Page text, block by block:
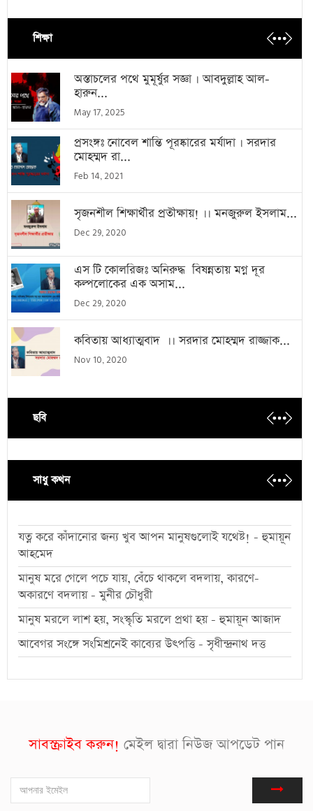
শিক্ষা
অস্তাচলের পথে মুমূর্ষুর সজ্ঞা । আবদুল্লাহ আল-
হারুন...
May 17, 2025
প্রসংঙ্গঃ নোবেল শান্তি পূরষ্কারের মর্যাদা । সরদার
মোহম্মদ রা...
Feb 14, 2021
সৃজনশীল শিক্ষার্থীর প্রতীক্ষায়! ।। মনজুরুল ইসলাম...
Dec 29, 2020
এস টি কোলরিজঃ অনিরুদ্ধ বিষন্নতায় মগ্ন দূর
কল্পলোকের এক অসাম...
Dec 29, 2020
কবিতায় আধ্যাত্মবাদ ।। সরদার মোহম্মদ রাজ্জাক...
Nov 10, 2020
ছবি
সাধু কথন
যত্ন করে কাঁদানোর জন্য খুব আপন মানুষগুলোই যথেষ্ট! - হুমায়ূন
আহমেদ
মানুষ মরে গেলে পচে যায়, বেঁচে থাকলে বদলায়, কারণে-
অকারণে বদলায় - মুনীর চৌধুরী
মানুষ মরলে লাশ হয়, সংস্কৃতি মরলে প্রথা হয় - হুমায়ূন আজাদ
আবেগর সংঙ্গে সংমিশ্রনেই কাব্যের উৎপত্তি - সৃধীন্দ্রনাথ দত্ত
সাবস্ক্রাইব করুন! মেইল দ্বারা নিউজ আপডেট পান